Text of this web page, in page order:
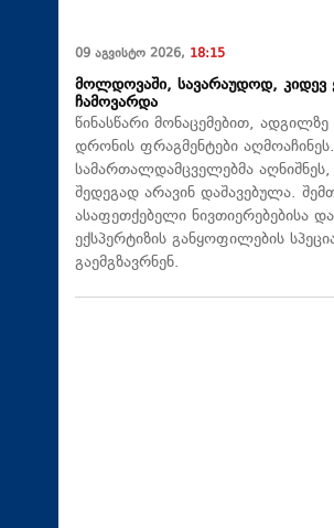
09 აგვისტო 2026, 18:15
მოლდოვაში, სავარაუდოდ,
ჩამოვარდა
წინასწარი მონაცემებით,
დრონის ფრაგმენტები აღმოაჩინეს.
სამართალდამცველებმა
შედეგად არავინ დაშავებულა.
ასაფეთქებელი ნივთიერებებისა
ექსპერტიზის განყოფილების
გაემგზავრნენ.